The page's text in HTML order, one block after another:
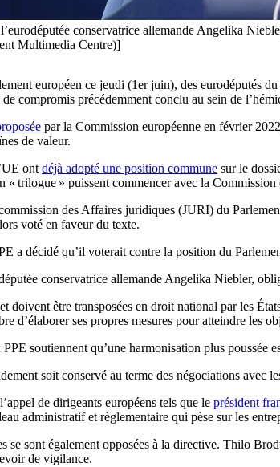
l’eurodéputée conservatrice allemande Angelika
Multimedia Centre)]
européen ce jeudi (1er juin), des eurodéputés
compromis précédemment conclu au sein de
par la Commission européenne en février
de valeur.
ont déjà adopté une position commune sur le
« trilogue » puissent commencer avec la
des Affaires juridiques (JURI) du
voté en faveur du texte.
a décidé qu’il voterait contre la position du
conservatrice allemande Angelika Niebler,
doivent être transposées en droit national par les
d’élaborer ses propres mesures pour atteindre
soutiennent qu’une harmonisation plus
soit conservé au terme des négociations avec
de dirigeants européens tels que le président
administratif et règlementaire qui pèse sur les
se sont également opposées à la directive. Thilo
de vigilance.